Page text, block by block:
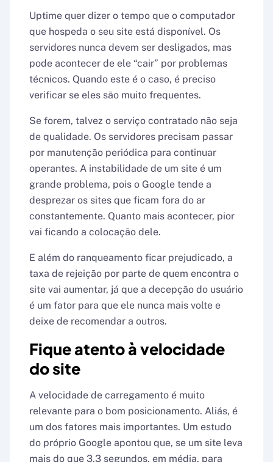
Uptime quer dizer o tempo que o computador
que hospeda o seu site está disponível. Os
servidores nunca devem ser desligados, mas
pode acontecer de ele “cair” por problemas
técnicos. Quando este é o caso, é preciso
verificar se eles são muito frequentes.
Se forem, talvez o serviço contratado não seja
de qualidade. Os servidores precisam passar
por manutenção periódica para continuar
operantes. A instabilidade de um site é um
grande problema, pois o Google tende a
desprezar os sites que ficam fora do ar
constantemente. Quanto mais acontecer, pior
vai ficando a colocação dele.
E além do ranqueamento ficar prejudicado, a
taxa de rejeição por parte de quem encontra o
site vai aumentar, já que a decepção do usuário
é um fator para que ele nunca mais volte e
deixe de recomendar a outros.
Fique atento à velocidade
do site
A velocidade de carregamento é muito
relevante para o bom posicionamento. Aliás, é
um dos fatores mais importantes. Um estudo
do próprio Google apontou que, se um site leva
mais do que 3,3 segundos, em média, para